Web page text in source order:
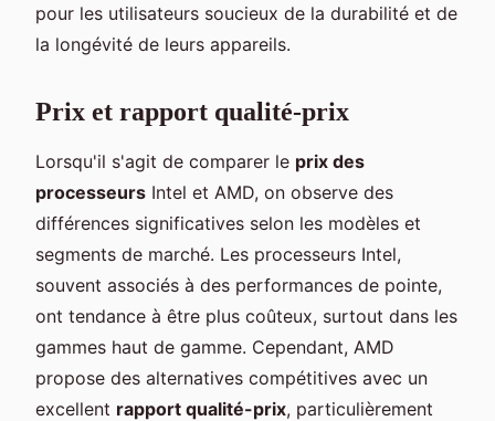
pour les utilisateurs soucieux de la durabilité et de
la longévité de leurs appareils.
Prix et rapport qualité-prix
Lorsqu'il s'agit de comparer le prix des
processeurs Intel et AMD, on observe des
différences significatives selon les modèles et
segments de marché. Les processeurs Intel,
souvent associés à des performances de pointe,
ont tendance à être plus coûteux, surtout dans les
gammes haut de gamme. Cependant, AMD
propose des alternatives compétitives avec un
excellent rapport qualité-prix, particulièrement